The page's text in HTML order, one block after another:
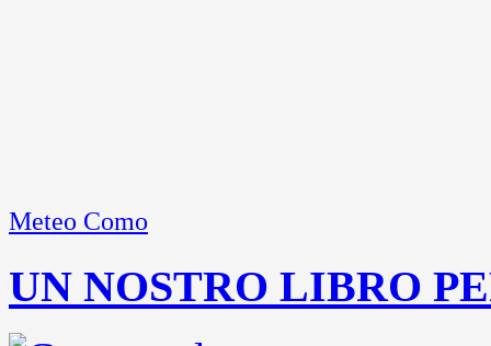
Meteo Como
UN NOSTRO LIBRO